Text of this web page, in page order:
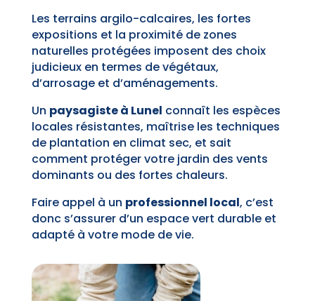
Les terrains argilo-calcaires, les fortes
expositions et la proximité de zones
naturelles protégées imposent des choix
judicieux en termes de végétaux,
d’arrosage et d’aménagements.
Un paysagiste à Lunel connaît les espèces
locales résistantes, maîtrise les techniques
de plantation en climat sec, et sait
comment protéger votre jardin des vents
dominants ou des fortes chaleurs.
Faire appel à un professionnel local, c’est
donc s’assurer d’un espace vert durable et
adapté à votre mode de vie.